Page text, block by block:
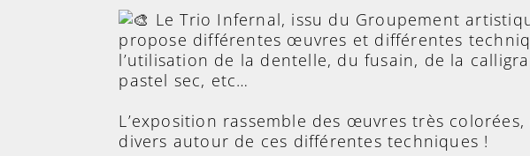
Le Trio Infernal, issu du Groupement
propose différentes œuvres et différentes
l’utilisation de la dentelle, du fusain, de la
pastel sec, etc…
L’exposition rassemble des œuvres très
divers autour de ces différentes techniques !